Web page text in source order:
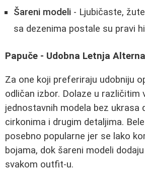
Šareni modeli - Ljubičaste,
sa dezenima postale su pravi
Papuče - Udobna Letnja
Za one koji preferiraju udobniju
odličan izbor. Dolaze u različitim
jednostavnih modela bez ukrasa
cirkonima i drugim detaljima.
posebno popularne jer se lako
bojama, dok šareni modeli
svakom outfit-u.